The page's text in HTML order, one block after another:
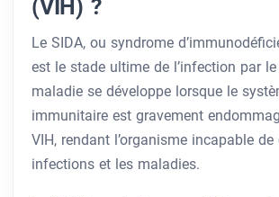
(VIH) ?
Le SIDA, ou syndrome
est le stade ultime de l’infection par le
maladie se développe lorsque le
immunitaire est gravement
VIH, rendant l’organisme incapable
infections et les maladies.